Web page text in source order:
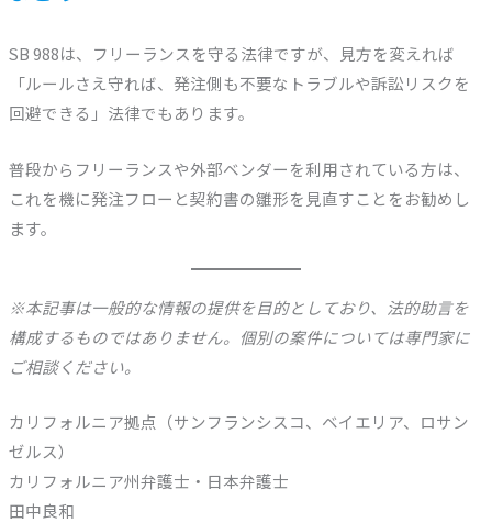
SB 988は、フリーランスを守る法律ですが、見方を変えれば
「ルールさえ守れば、発注側も不要なトラブルや訴訟リスクを
回避できる」法律でもあります。
普段からフリーランスや外部ベンダーを利用されている方は、
これを機に発注フローと契約書の雛形を見直すことをお勧めし
ます。
※本記事は一般的な情報の提供を目的としており、法的助言を
構成するものではありません。個別の案件については専門家に
ご相談ください。
カリフォルニア拠点（サンフランシスコ、ベイエリア、ロサン
ゼルス）
カリフォルニア州弁護士・日本弁護士
田中良和